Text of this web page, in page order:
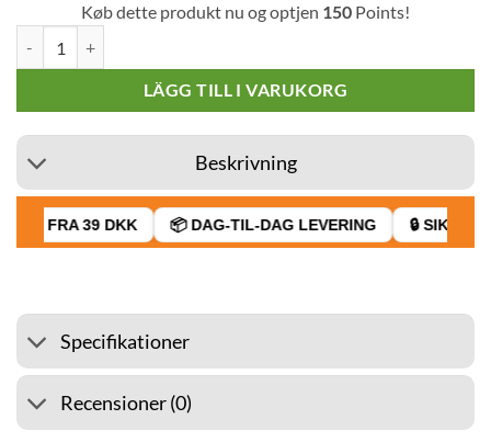
Køb dette produkt nu og optjen 150 Points!
LÄGG TILL I VARUKORG
Beskrivning
FRA 39 DKK 📦 DAG-TIL-DAG LEVERING 🔒 SIKKER
Specifikationer
Recensioner (0)